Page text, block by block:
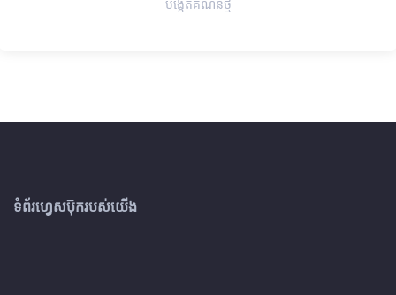
បង្កើតគណនីថ្មី
ទំព័រហ្វេសប៊ុករបស់យើង